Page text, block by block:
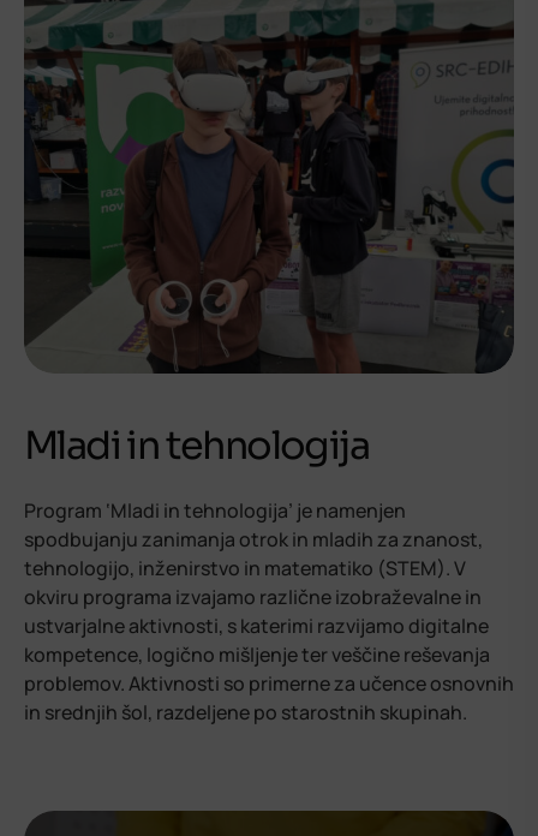
Mladi in tehnologija
Program ‘Mladi in tehnologija’ je namenjen
spodbujanju zanimanja otrok in mladih za znanost,
tehnologijo, inženirstvo in matematiko (STEM). V
okviru programa izvajamo različne izobraževalne in
ustvarjalne aktivnosti, s katerimi razvijamo digitalne
kompetence, logično mišljenje ter veščine reševanja
problemov. Aktivnosti so primerne za učence osnovnih
in srednjih šol, razdeljene po starostnih skupinah.